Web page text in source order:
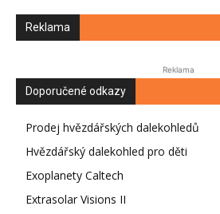
Reklama
Reklama
Doporučené odkazy
Prodej hvězdářských dalekohledů
Hvězdářský dalekohled pro děti
Exoplanety Caltech
Extrasolar Visions II